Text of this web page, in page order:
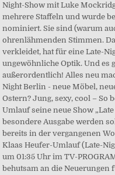
Night-Show mit Luke
mehrere Staffeln und wurde
nominiert. Sie sind (warum
ohrenlähmenden Stimmen.
verkleidet, hat für eine Late-
ungewöhnliche Optik. Und es
außerordentlich! Alles neu
Night Berlin - neue Möbel,
Ostern? Jung, sexy, cool – So
Umlauf seine neue Show
besondere Ausgabe werden
bereits in der vergangenen
Klaas Heufer-Umlauf (Late-
um 01:35 Uhr im TV-
behutsam an die Neuerungen